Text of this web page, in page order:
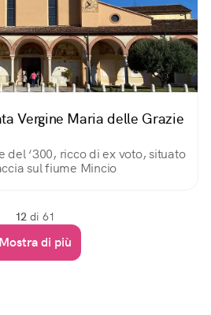
Vergine Maria delle Grazie
del ‘300, ricco di ex voto, situato
sul fiume Mincio
12 di 61
Mostra di più